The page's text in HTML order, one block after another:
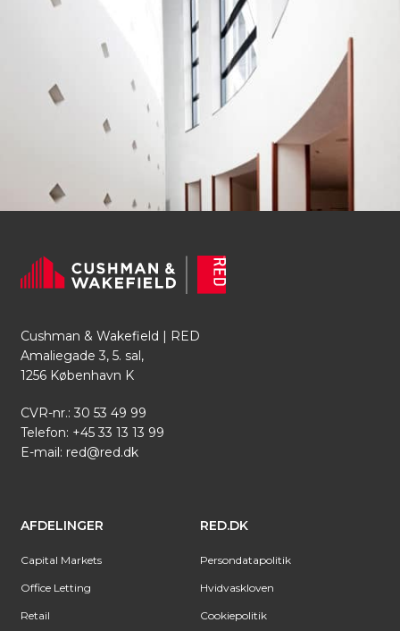
Cushman & Wakefield | RED
Amaliegade 3, 5. sal,
1256 København K
CVR-nr.: 30 53 49 99
Telefon: +45 33 13 13 99
E-mail: red@red.dk
AFDELINGER
Capital Markets
Office Letting
Retail
RED.DK
Persondatapolitik
Hvidvaskloven
Cookiepolitik